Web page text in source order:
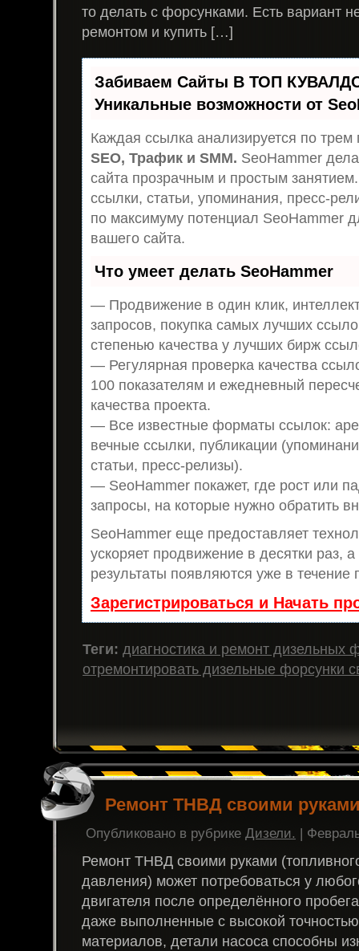
то делать с форсунками. Есть вариант
ремонтом и купить […]
Забиваем Сайты В ТОП
Уникальные возможности от
Каждая ссылка анализируется по трем
SEO, Трафик и SMM. SeoHammer
сайта прозрачным и простым
ссылки, статьи, упоминания, пресс-
по максимуму потенциал SeoHammer
вашего сайта.
Что умеет делать SeoHammer
— Продвижение в один клик,
запросов, покупка самых лучших
степенью качества у лучших бирж
— Регулярная проверка качества
100 показателям и ежедневный
качества проекта.
— Все известные форматы ссылок:
вечные ссылки, публикации
статьи, пресс-релизы).
— SeoHammer покажет, где рост или
запросы, на которые нужно обратить
SeoHammer еще предоставляет
ускоряет продвижение в десятки раз,
результаты появляются уже в течение
Зарегистрироваться и Начать
Теги: диагностика и ремонт дизельных
отремонтировать дизельные форсунки
Ремонт ТНВД своими
Опубликовано в рубрике Дизели. |
Ремонт ТНВД своими руками
давления) может потребоваться у
двигателя после определённого
даже выполненные с высокой точностью
материалов, детали насоса способны